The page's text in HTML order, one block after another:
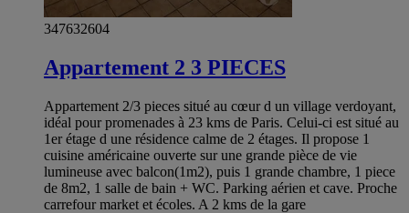
347632604
Appartement 2 3 PIECES
Appartement 2/3 pieces situé au cœur d un village verdoyant,
idéal pour promenades à 23 kms de Paris. Celui-ci est situé au
1er étage d une résidence calme de 2 étages. Il propose 1
cuisine américaine ouverte sur une grande pièce de vie
lumineuse avec balcon(1m2), puis 1 grande chambre, 1 piece
de 8m2, 1 salle de bain + WC. Parking aérien et cave. Proche
carrefour market et écoles. A 2 kms de la gare